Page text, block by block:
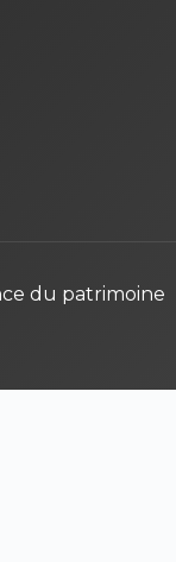
du patrimoine